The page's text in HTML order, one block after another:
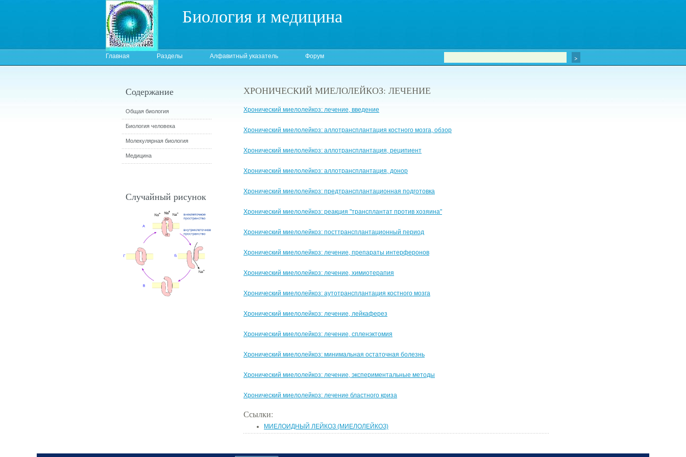
Биология и медицина
Главная Разделы Алфавитный указатель Форум
ХРОНИЧЕСКИЙ МИЕЛОЛЕЙКОЗ: ЛЕЧЕНИЕ
Хронический миелолейкоз: лечение, введение
Хронический миелолейкоз: аллотрансплантация костного мозга, обзор
Хронический миелолейкоз: аллотрансплантация, реципиент
Хронический миелолейкоз: аллотрансплантация, донор
Хронический миелолейкоз: предтрансплантационная подготовка
Хронический миелолейкоз: реакция "трансплантат против хозяина"
Хронический миелолейкоз: посттрансплантационный период
Хронический миелолейкоз: лечение, препараты интерферонов
Хронический миелолейкоз: лечение, химиотерапия
Хронический миелолейкоз: аутотрансплантация костного мозга
Хронический миелолейкоз: лечение, лейкаферез
Хронический миелолейкоз: лечение, спленэктомия
Хронический миелолейкоз: минимальная остаточная болезнь
Хронический миелолейкоз: лечение, экспериментальные методы
Хронический миелолейкоз: лечение бластного криза
Ссылки:
МИЕЛОИДНЫЙ ЛЕЙКОЗ (МИЕЛОЛЕЙКОЗ)
Содержание
Общая биология
Биология человека
Молекулярная биология
Медицина
Случайный рисунок